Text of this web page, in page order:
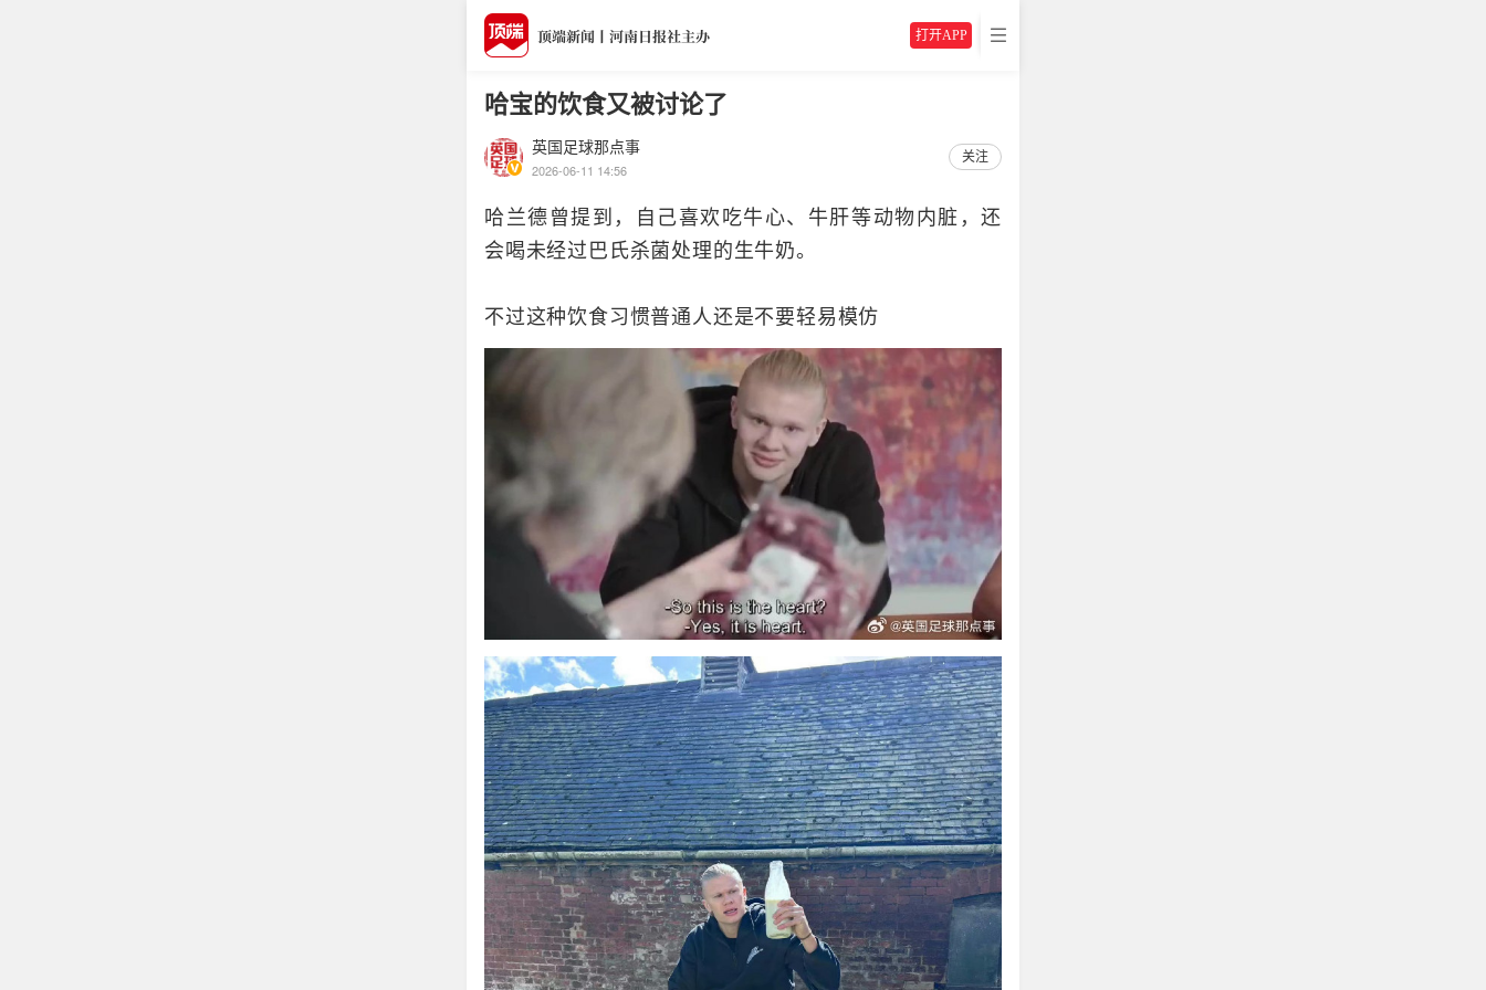
打开APP
哈宝的饮食又被讨论了
英国足球那点事
2026-06-11 14:56
关注
哈兰德曾提到，自己喜欢吃牛心、牛肝等动物内脏，还
会喝未经过巴氏杀菌处理的生牛奶。
不过这种饮食习惯普通人还是不要轻易模仿